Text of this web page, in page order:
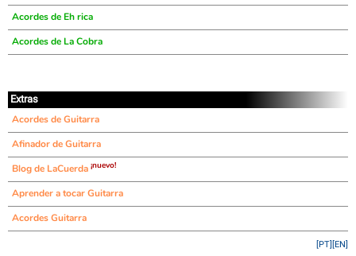
Acordes de Eh rica
Acordes de La Cobra
Extras
Acordes de Guitarra
Afinador de Guitarra
Blog de LaCuerda ¡nuevo!
Aprender a tocar Guitarra
Acordes Guitarra
[EN]
[PT]